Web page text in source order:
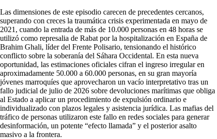
Las dimensiones de este episodio carecen de precedentes cercanos,
superando con creces la traumática crisis experimentada en mayo de
2021, cuando la entrada de más de 10.000 personas en 48 horas se
utilizó como represalia de Rabat por la hospitalización en España de
Brahim Ghali, líder del Frente Polisario, tensionando el histórico
conflicto sobre la soberanía del Sáhara Occidental. En esta nueva
oportunidad, las estimaciones oficiales cifran el ingreso irregular en
aproximadamente 50.000 a 60.000 personas, en su gran mayoría
jóvenes marroquíes que aprovecharon un vacío interpretativo tras un
fallo judicial de julio de 2026 sobre devoluciones marítimas que obliga
al Estado a aplicar un procedimiento de expulsión ordinario e
individualizado con plazos legales y asistencia jurídica. Las mafias del
tráfico de personas utilizaron este fallo en redes sociales para generar
desinformación, un potente “efecto llamada” y el posterior asalto
masivo a la frontera.